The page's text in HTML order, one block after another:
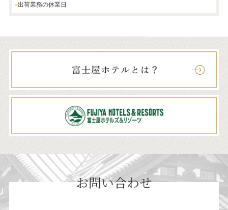
出荷業務の休業日
お問い合わせ